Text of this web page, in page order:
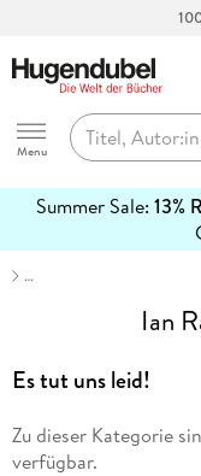
Hugendubel
Menu
Summer Sale: 13%
erfahren
…
Ian
Es tut uns leid!
Zu dieser Kategorie
verfügbar.